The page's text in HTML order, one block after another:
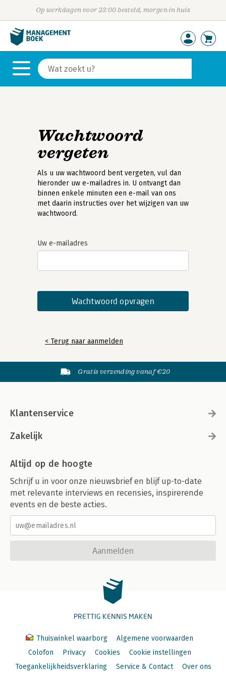
Op werkdagen voor 23:00 besteld, morgen in huis
Wachtwoord
vergeten
Als u uw wachtwoord bent vergeten, vul dan
hieronder uw e-mailadres in. U ontvangt dan
binnen enkele minuten een e-mail van ons
met daarin instructies over het wijzigen van uw
wachtwoord.
Uw e-mailadres
< Terug naar aanmelden
Gratis verzending vanaf €20
Klantenservice
Zakelijk
Altijd op de hoogte
Schrijf u in voor onze nieuwsbrief en blijf up-to-date
met relevante interviews en recensies, inspirerende
events en de beste acties.
Aanmelden
PRETTIG KENNIS MAKEN
Thuiswinkel waarborg
Algemene voorwaarden
Colofon
Privacy Cookies
Cookie instellingen
Toegankelijkheidsverklaring
Service & Contact Over ons